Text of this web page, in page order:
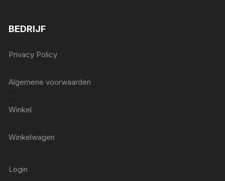
BEDRIJF
Privacy Policy
Algemene voorwaarden
Winkel
Winkelwagen
Login